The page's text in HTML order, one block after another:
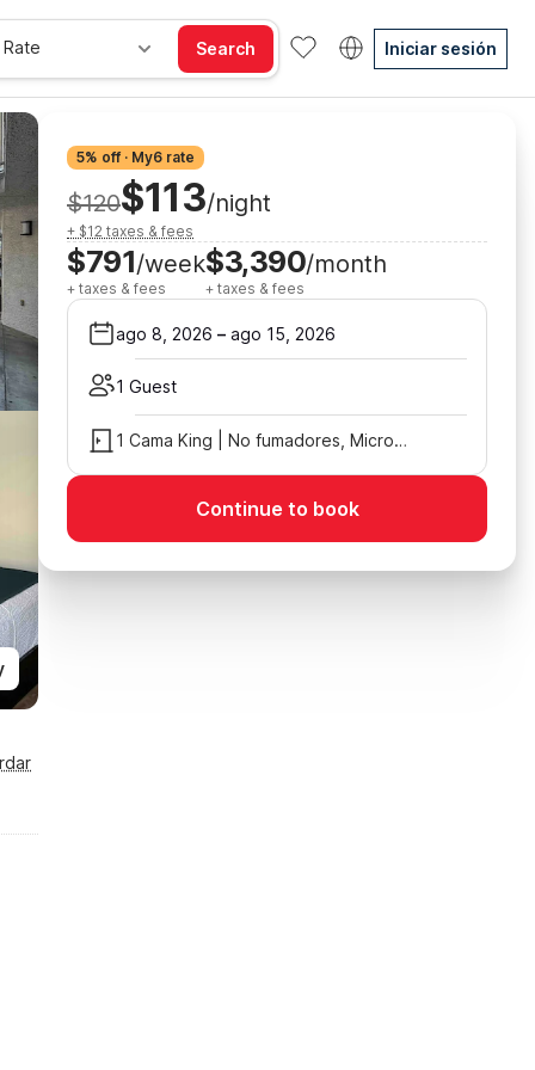
Search Iniciar sesión
5% off · My6 rate
$120$113/night
+ $12 taxes & fees
$791/week
+ taxes & fees
$3,390/month
+ taxes & fees
ago 8, 2026 – ago 15, 2026
1 Guest
1 Cama King | No fumadores, Microondas
Continue to book